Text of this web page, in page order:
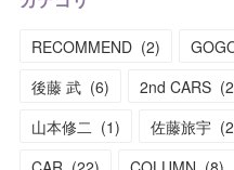
RECOMMEND (2)
後藤 武 (6) 2nd CARS (2
山本修二 (1) 佐藤旅宇 (